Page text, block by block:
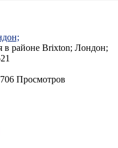
в районе Brixton; Лондон;
706 Просмотров